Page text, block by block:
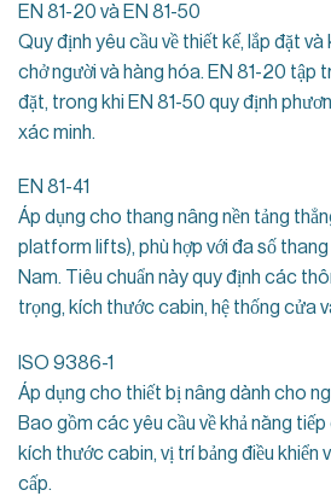
EN 81-20 và EN 81-50
Quy định yêu cầu về thiết kế, lắp đặt
chở người và hàng hóa. EN 81-20 tập
đặt, trong khi EN 81-50 quy định
xác minh.
EN 81-41
Áp dụng cho thang nâng nền tảng
platform lifts), phù hợp với đa số thang
Nam. Tiêu chuẩn này quy định các
trọng, kích thước cabin, hệ thống cửa
ISO 9386-1
Áp dụng cho thiết bị nâng dành cho
Bao gồm các yêu cầu về khả năng
kích thước cabin, vị trí bảng điều khiển
cấp.